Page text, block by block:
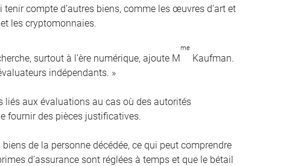
compte d’autres biens, comme les œuvres d’art et
les cryptomonnaies.
surtout à l’ère numérique, ajoute M
me
Kaufman.
indépendants. »
liés aux évaluations au cas où des autorités
fournir des pièces justificatives.
de la personne décédée, ce qui peut comprendre
d’assurance sont réglées à temps et que le bétail